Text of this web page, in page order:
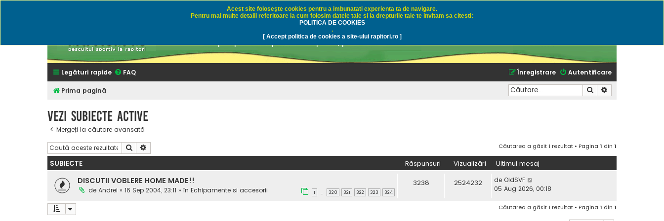
Rapitori.ro - Pescuit sportiv
Discutii despre pescuit sportiv la rapitori, pescuitul cu naluci sau momeli naturale
Legături rapide FAQ Autentificare
Înregistrare
Prima pagină Căutare
Vezi subiecte active
Mergeți la căutare avansată
Căutare Căutarea a găsit 1 rezultat • Pagina 1 din 1
SUBIECTE Răspunsuri Vizualizări Ultimul mesaj
DISCUTII VOBLERE HOME MADE!!
de Andrei » 16 Sep 2004, 23:11 » în Echipamente si accesorii 1 … 320 321 322 323 324
3238 2524232 de OldSVF
05 Aug 2026, 00:18
Căutarea a găsit 1 rezultat • Pagina 1 din 1
Acest site foloseşte cookies pentru a imbunatati experienta ta de navigare.
Pentru mai multe detalii referitoare la cum folosim datele tale si la drepturile tale te invitam sa citesti:
POLITICA DE COOKIES
.
[ Accept politica de cookies a site-ului rapitori.ro ]